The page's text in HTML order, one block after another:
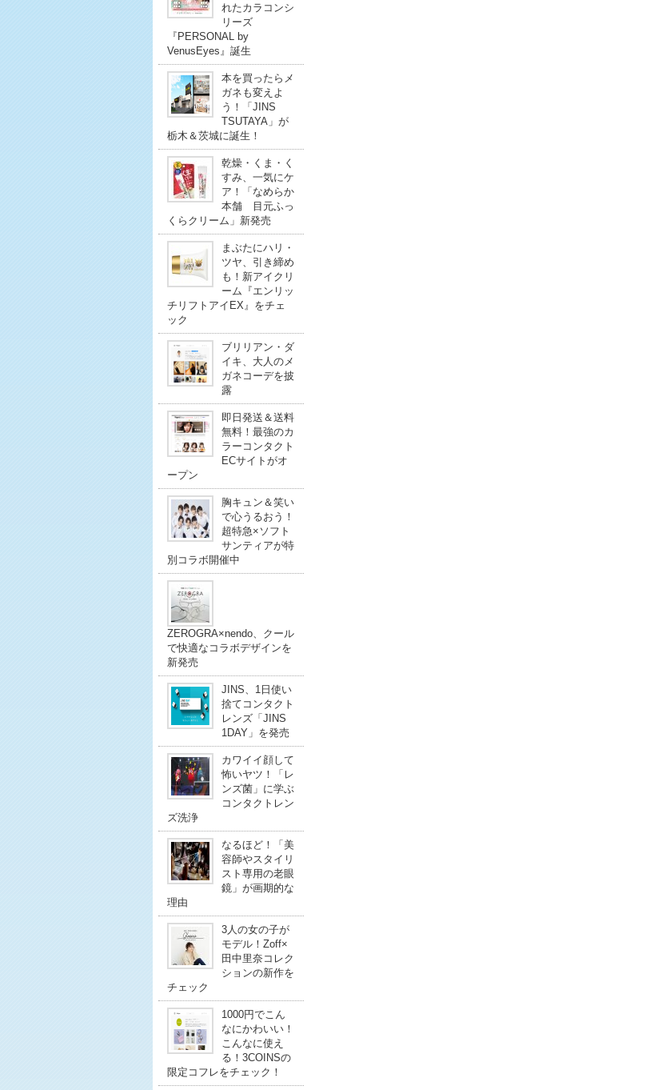
れたカラコンシ
リーズ
『PERSONAL by
VenusEyes』誕生
本を買ったらメ
ガネも変えよ
う！「JINS
TSUTAYA」が
栃木＆茨城に誕生！
乾燥・くま・く
すみ、一気にケ
ア！「なめらか
本舗 目元ふっ
くらクリーム」新発売
まぶたにハリ・
ツヤ、引き締め
も！新アイクリ
ーム『エンリッ
チリフトアイEX』をチェ
ック
ブリリアン・ダ
イキ、大人のメ
ガネコーデを披
露
即日発送＆送料
無料！最強のカ
ラーコンタクト
ECサイトがオ
ープン
胸キュン＆笑い
で心うるおう！
超特急×ソフト
サンティアが特
別コラボ開催中
ZEROGRA×nendo、クール
で快適なコラボデザインを
新発売
JINS、1日使い
捨てコンタクト
レンズ「JINS
1DAY」を発売
カワイイ顔して
怖いヤツ！「レ
ンズ菌」に学ぶ
コンタクトレン
ズ洗浄
なるほど！「美
容師やスタイリ
スト専用の老眼
鏡」が画期的な
理由
3人の女の子が
モデル！Zoff×
田中里奈コレク
ションの新作を
チェック
1000円でこん
なにかわいい！
こんなに使え
る！3COINSの
限定コフレをチェック！